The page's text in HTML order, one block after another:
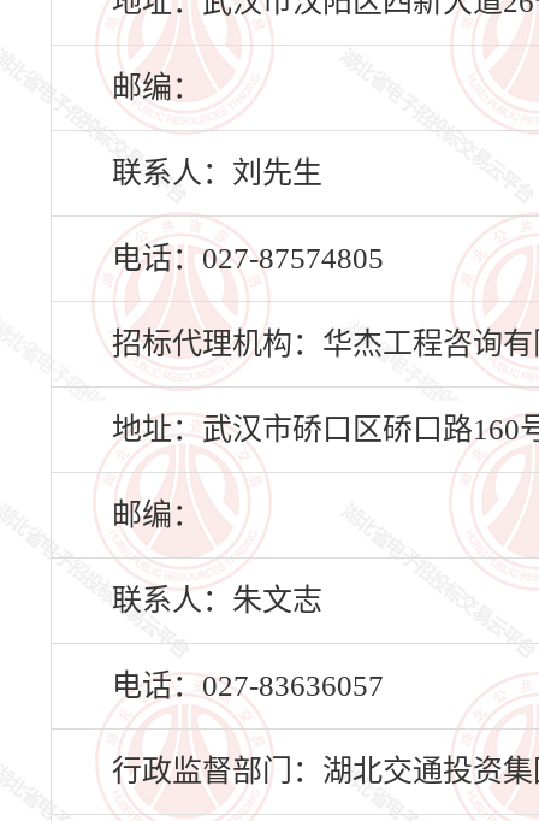
邮编：
联系人：刘先生
电话：027-87574805
招标代理机构：华杰工程咨询有
地址：武汉市硚口区硚口路160
邮编：
联系人：朱文志
电话：027-83636057
行政监督部门：湖北交通投资